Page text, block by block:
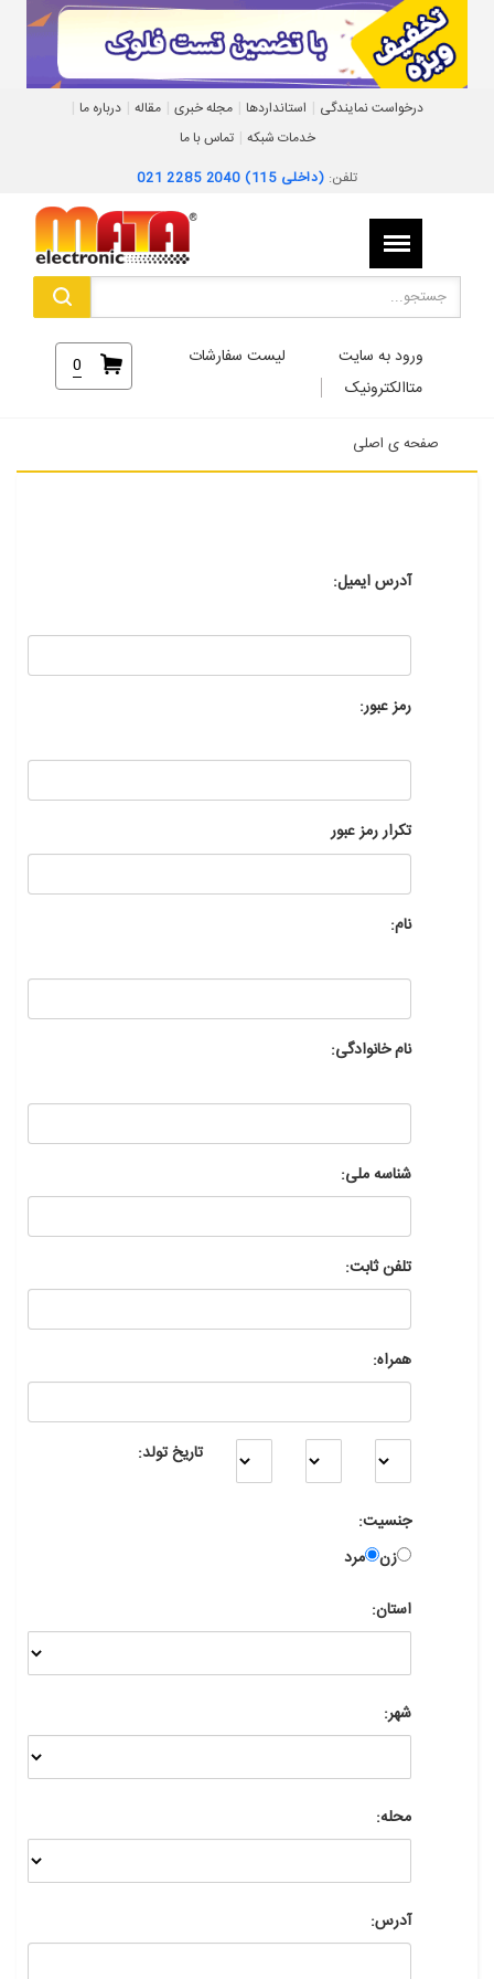
درخواست نمایندگی | استانداردها | مجله خبری | مقاله | درباره ما |
خدمات شبکه | تماس با ما
تلفن: 021 2285 2040 (داخلی 115)
ورود به سایت
متاالکترونیک
لیست سفارشات 0
صفحه ی اصلی
آدرس ایمیل:
رمز عبور:
تکرار رمز عبور
نام:
نام خانوادگی:
شناسه ملی:
تلفن ثابت:
همراه:
تاریخ تولد:
جنسیت:
زن مرد
استان:
شهر:
محله:
آدرس: